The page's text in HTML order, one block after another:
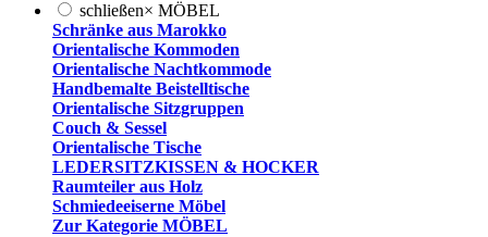
schließen× MÖBEL
Schränke aus Marokko
Orientalische Kommoden
Orientalische Nachtkommode
Handbemalte Beistelltische
Orientalische Sitzgruppen
Couch & Sessel
Orientalische Tische
LEDERSITZKISSEN & HOCKER
Raumteiler aus Holz
Schmiedeeiserne Möbel
Zur Kategorie MÖBEL